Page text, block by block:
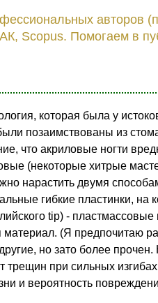
авторов
Scopus. Помогаем в
которая была у
позаимствованы из
что акриловые ногти
(некоторые хитрые
нарастить двумя
гибкие пластинки, на
tip) -
(Я предпочитаю
но зато более
трещин при сильных
и вероятность